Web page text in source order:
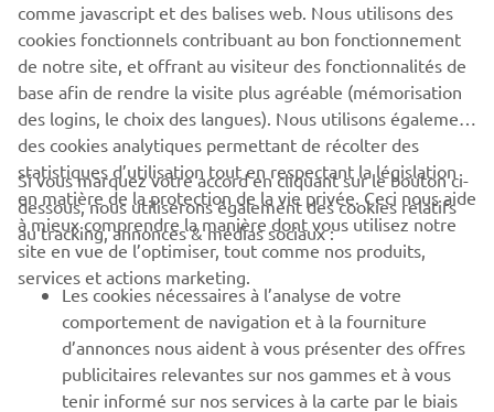
CORPORATE
BUSINESS
PLUS DE YAMAHA
SOUTIEN
comme javascript et des balises web. Nous utilisons des
cookies fonctionnels contribuant au bon fonctionnement
de notre site, et offrant au visiteur des fonctionnalités de
base afin de rendre la visite plus agréable (mémorisation
des logins, le choix des langues). Nous utilisons également
des cookies analytiques permettant de récolter des
statistiques d’utilisation tout en respectant la législation
en matière de la protection de la vie privée. Ceci nous aide
à mieux comprendre la manière dont vous utilisez notre
site en vue de l’optimiser, tout comme nos produits,
services et actions marketing.
Si vous marquez votre accord en cliquant sur le bouton ci-
dessous, nous utiliserons également des cookies relatifs
au tracking, annonces & médias sociaux :
Les cookies nécessaires à l’analyse de votre
comportement de navigation et à la fourniture
d’annonces nous aident à vous présenter des offres
publicitaires relevantes sur nos gammes et à vous
tenir informé sur nos services à la carte par le biais